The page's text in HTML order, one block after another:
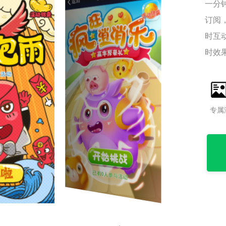
一分
订阅
时互
时效
专属